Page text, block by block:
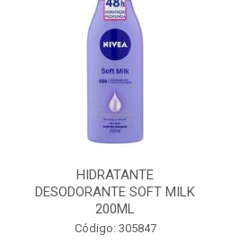
HIDRATANTE
DESODORANTE SOFT MILK
200ML
Código: 305847